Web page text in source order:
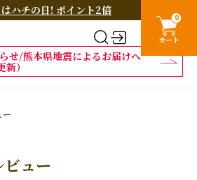
ハチの日! ポイント2倍
せ/熊本県地震によるお届けへ
）
0
カート
ー
ュー